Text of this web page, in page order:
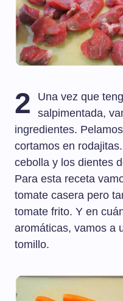
2
Una vez que
salpimentada,
ingredientes.
cortamos en
cebolla y los dientes
Para esta receta
tomate casera pero
tomate frito. Y en
aromáticas, vamos a
tomillo.